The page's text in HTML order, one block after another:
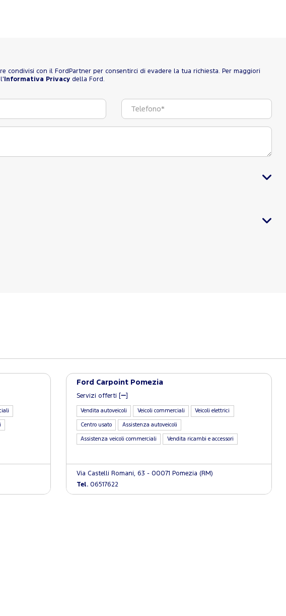
con il FordPartner per consentirci di evadere la tua richiesta. Per maggiori
Informativa Privacy della Ford.
Ford Carpoint Pomezia
Servizi offerti [ ]
Vendita autoveicoli Veicoli commerciali Veicoli elettrici
Centro usato Assistenza autoveicoli
Assistenza veicoli commerciali Vendita ricambi e accessori
Via Castelli Romani, 63 - 00071 Pomezia (RM)
Tel.06517622